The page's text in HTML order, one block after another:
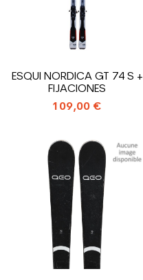
ESQUI NORDICA GT 74 S +
FIJACIONES
109,00 €